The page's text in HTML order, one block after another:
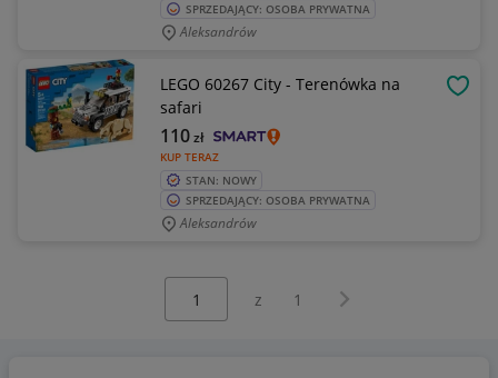
SPRZEDAJĄCY: OSOBA PRYWATNA
Aleksandrów
LEGO 60267 City - Terenówka na
safari
KUP TERAZ
110zł
STAN: NOWY
SPRZEDAJĄCY: OSOBA PRYWATNA
Aleksandrów
z 1 Następna strona